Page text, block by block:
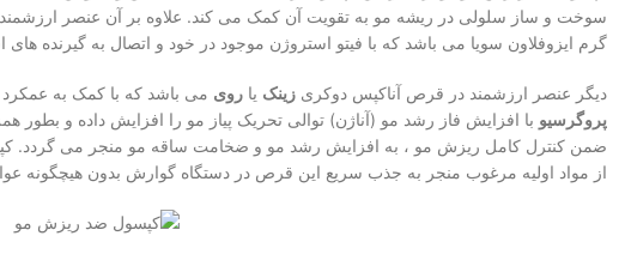
سوخت و ساز سلولی در ریشه مو به تقویت آن کمک می کند. علاوه بر آن عنصر ارزشمند
گرم ایزوفلاون سویا می باشد که با فیتو استروژن موجود در خود و اتصال به گیرنده
دیگر عنصر ارزشمند در قرص آناکپس دوکری زینک یا روی می باشد که با کمک به
پروگرسیو
ضمن کنترل کامل ریزش مو ، به افزایش رشد مو و ضخامت ساقه مو منجر می گردد.
از مواد اولیه مرغوب منجر به جذب سریع این قرص در دستگاه گوارش بدون